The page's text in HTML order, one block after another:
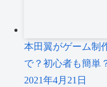
本田翼がゲーム制
で？初心者も簡単
2021年4月21日